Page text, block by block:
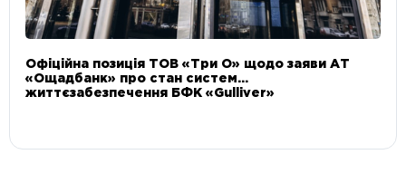
Офіційна позиція ТОВ «Три О» щодо заяви АТ
«Ощадбанк» про стан систем
життєзабезпечення БФК «Gulliver»